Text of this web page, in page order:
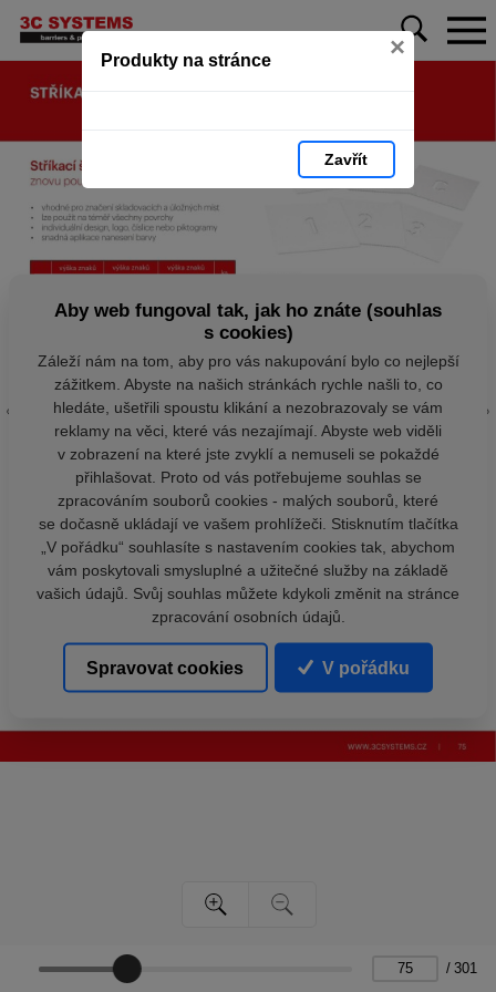
Produkty na stránce ×
Zavřít
/ 301
Aby web fungoval tak, jak ho znáte (souhlas
s cookies)
Záleží nám na tom, aby pro vás nakupování bylo co nejlepší
zážitkem. Abyste na našich stránkách rychle našli to, co
hledáte, ušetřili spoustu klikání a nezobrazovaly se vám
reklamy na věci, které vás nezajímají. Abyste web viděli
v zobrazení na které jste zvyklí a nemuseli se pokaždé
přihlašovat. Proto od vás potřebujeme souhlas se
zpracováním souborů cookies - malých souborů, které
se dočasně ukládají ve vašem prohlížeči. Stisknutím tlačítka
„V pořádku“ souhlasíte s nastavením cookies tak, abychom
vám poskytovali smysluplné a užitečné služby na základě
vašich údajů. Svůj souhlas můžete kdykoli změnit na stránce
zpracování osobních údajů.
Spravovat cookies V pořádku